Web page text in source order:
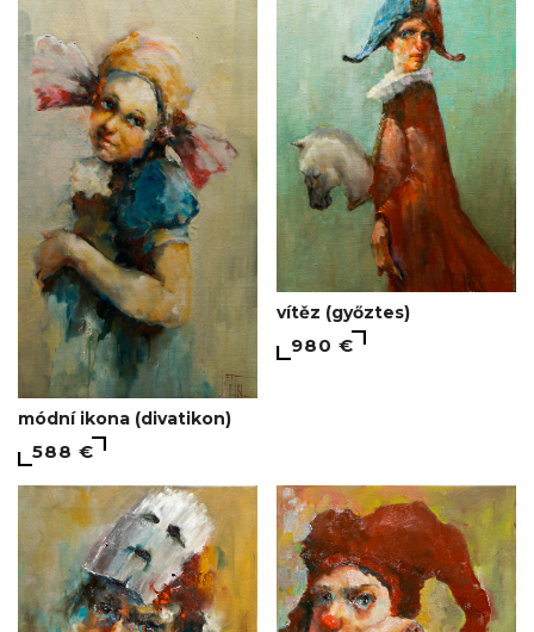
módní ikona (divatikon)
588 €
vítěz (győztes)
980 €